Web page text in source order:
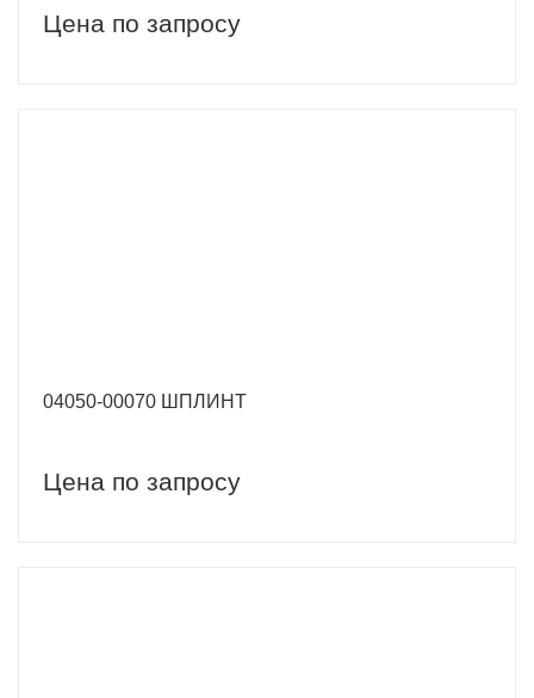
Цена по запросу
04050-00070 ШПЛИНТ
Цена по запросу